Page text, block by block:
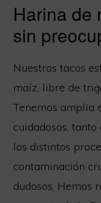
Harina de
sin
Nuestros tacos
maíz, libre de
Tenemos amplia
cuidadosos,
los distintos
contaminación
dudosos. Hemos